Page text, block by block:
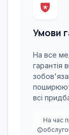
Умови
На все
гарантія
всі
На час